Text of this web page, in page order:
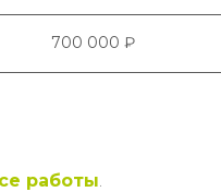
700 000 ₽
работы.